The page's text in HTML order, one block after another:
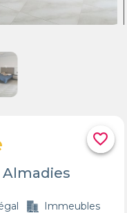
favorite_border
Immeubles